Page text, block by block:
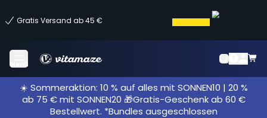
Gratis Versand ab 45 €
Menü
☀️ Sommeraktion: 10 % auf alles mit SONNEN10 | 20 %
ab 75 € mit SONNEN20 🎁Gratis-Geschenk ab 60 €
Bestellwert. *Bundles ausgeschlossen